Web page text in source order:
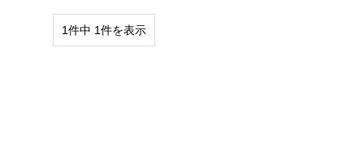
1件中 1件を表示